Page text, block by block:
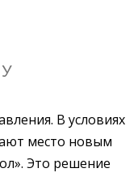
В условиях
место новым
Это решение